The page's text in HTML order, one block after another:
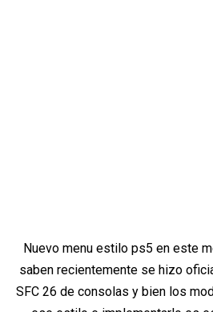
Nuevo menu estilo ps5 en este
saben recientemente se hizo
SFC 26 de consolas y bien los